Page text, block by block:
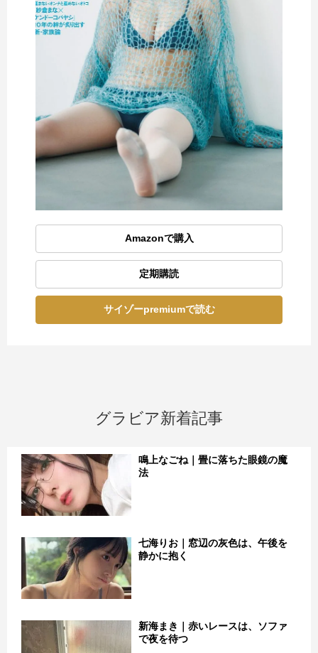
Amazonで購入
定期購読
サイゾーpremiumで読む
グラビア新着記事
鳴上なごね｜畳に落ちた眼鏡の魔
法
七海りお｜窓辺の灰色は、午後を
静かに抱く
新海まき｜赤いレースは、ソファ
で夜を待つ